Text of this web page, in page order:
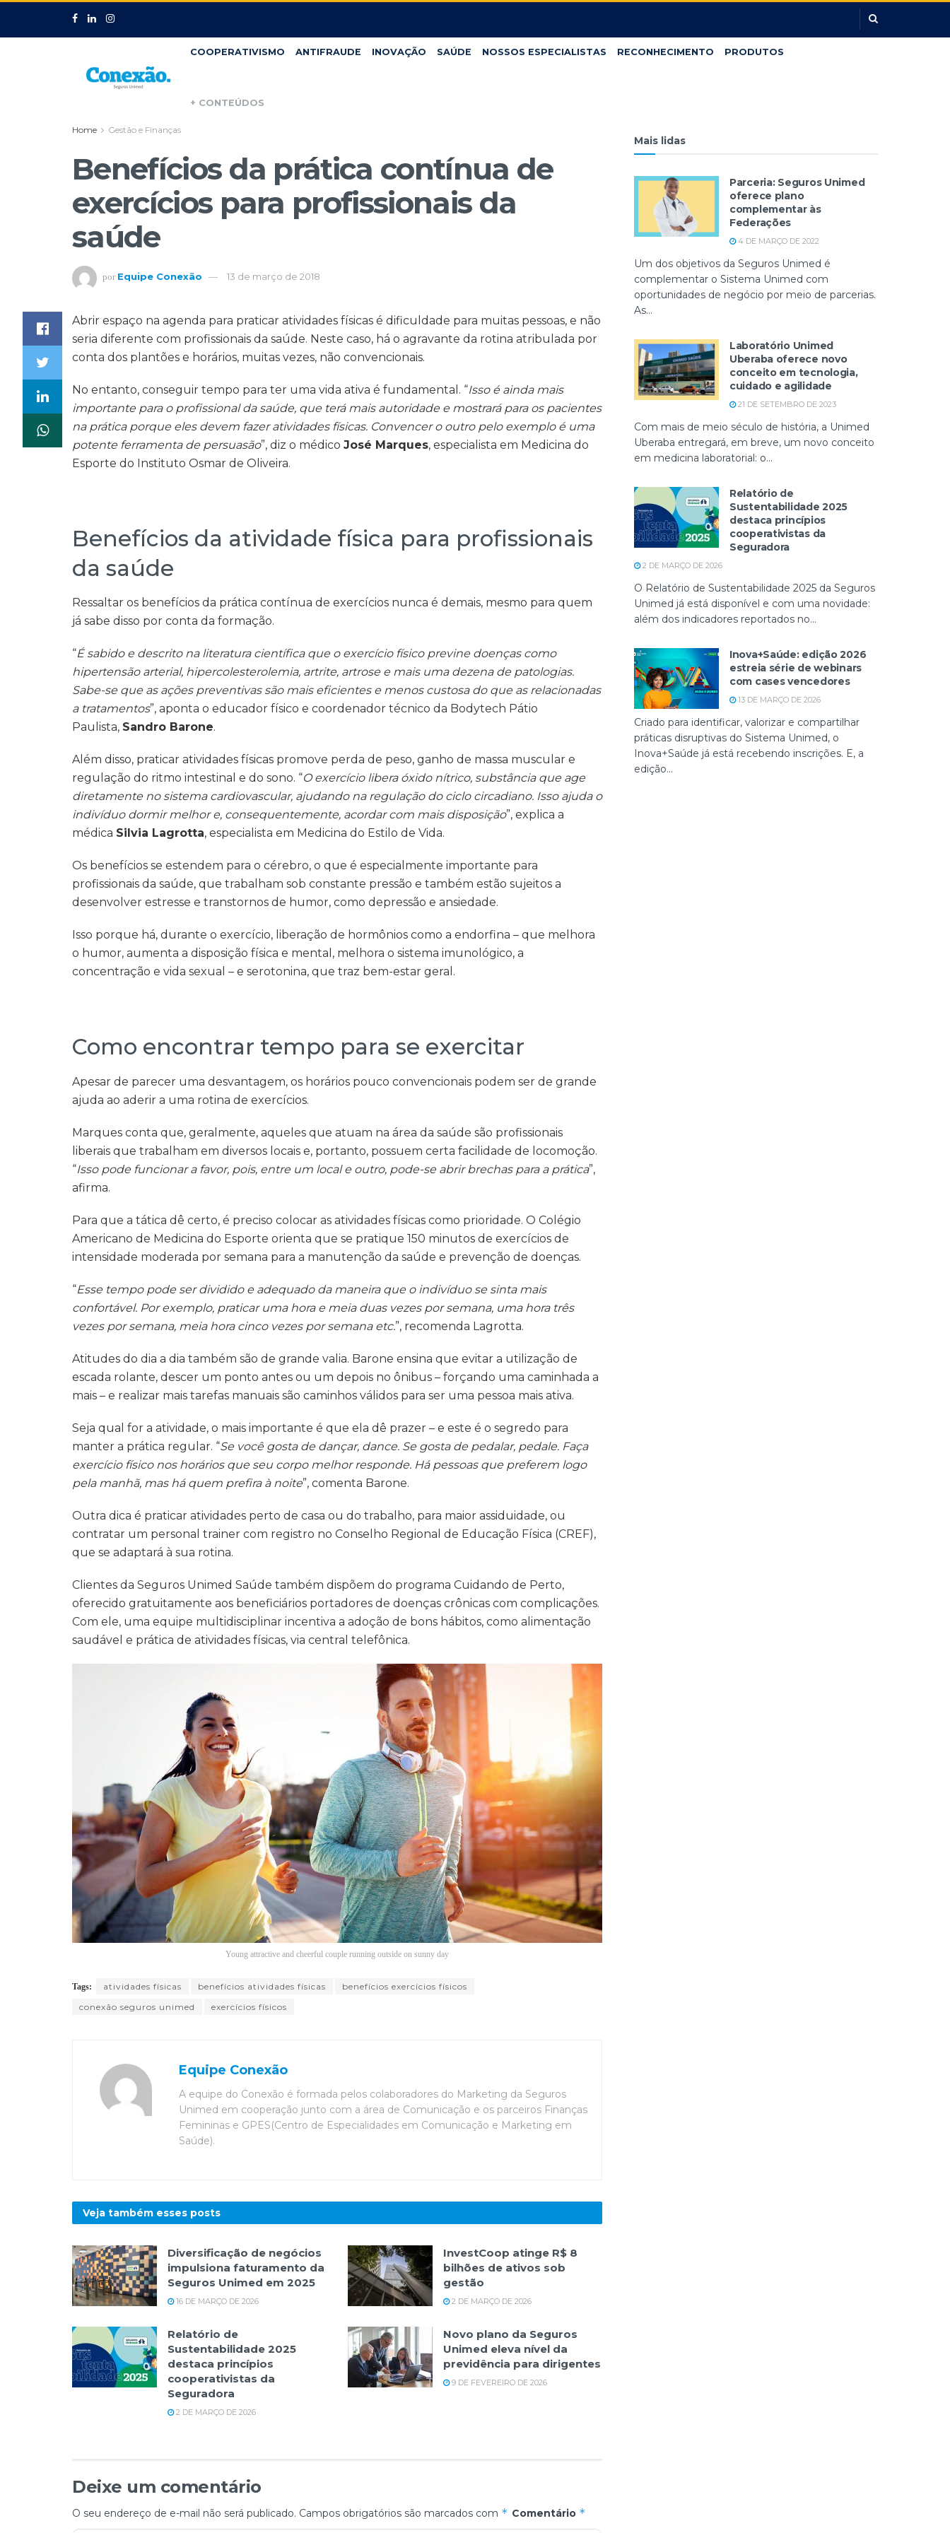
COOPERATIVISMO ANTIFRAUDE INOVAÇÃO SAÚDE NOSSOS ESPECIALISTAS RECONHECIMENTO PRODUTOS
+ CONTEÚDOS
Home Gestão e Finanças
Benefícios da prática contínua de
exercícios para profissionais da
saúde
por Equipe Conexão 13 de março de 2018
Abrir espaço na agenda para praticar atividades físicas é dificuldade para muitas pessoas, e não
seria diferente com profissionais da saúde. Neste caso, há o agravante da rotina atribulada por
conta dos plantões e horários, muitas vezes, não convencionais.
No entanto, conseguir tempo para ter uma vida ativa é fundamental. “Isso é ainda mais
importante para o profissional da saúde, que terá mais autoridade e mostrará para os pacientes
na prática porque eles devem fazer atividades físicas. Convencer o outro pelo exemplo é uma
potente ferramenta de persuasão”, diz o médico José Marques, especialista em Medicina do
Esporte do Instituto Osmar de Oliveira.
Benefícios da atividade física para profissionais
da saúde
Ressaltar os benefícios da prática contínua de exercícios nunca é demais, mesmo para quem
já sabe disso por conta da formação.
“É sabido e descrito na literatura científica que o exercício físico previne doenças como
hipertensão arterial, hipercolesterolemia, artrite, artrose e mais uma dezena de patologias.
Sabe-se que as ações preventivas são mais eficientes e menos custosa do que as relacionadas
a tratamentos”, aponta o educador físico e coordenador técnico da Bodytech Pátio
Paulista, Sandro Barone.
Além disso, praticar atividades físicas promove perda de peso, ganho de massa muscular e
regulação do ritmo intestinal e do sono. “O exercício libera óxido nítrico, substância que age
diretamente no sistema cardiovascular, ajudando na regulação do ciclo circadiano. Isso ajuda o
indivíduo dormir melhor e, consequentemente, acordar com mais disposição”, explica a
médica Silvia Lagrotta, especialista em Medicina do Estilo de Vida.
Os benefícios se estendem para o cérebro, o que é especialmente importante para
profissionais da saúde, que trabalham sob constante pressão e também estão sujeitos a
desenvolver estresse e transtornos de humor, como depressão e ansiedade.
Isso porque há, durante o exercício, liberação de hormônios como a endorfina – que melhora
o humor, aumenta a disposição física e mental, melhora o sistema imunológico, a
concentração e vida sexual – e serotonina, que traz bem-estar geral.
Como encontrar tempo para se exercitar
Apesar de parecer uma desvantagem, os horários pouco convencionais podem ser de grande
ajuda ao aderir a uma rotina de exercícios.
Marques conta que, geralmente, aqueles que atuam na área da saúde são profissionais
liberais que trabalham em diversos locais e, portanto, possuem certa facilidade de locomoção.
“Isso pode funcionar a favor, pois, entre um local e outro, pode-se abrir brechas para a prática”,
afirma.
Para que a tática dê certo, é preciso colocar as atividades físicas como prioridade. O Colégio
Americano de Medicina do Esporte orienta que se pratique 150 minutos de exercícios de
intensidade moderada por semana para a manutenção da saúde e prevenção de doenças.
“Esse tempo pode ser dividido e adequado da maneira que o indivíduo se sinta mais
confortável. Por exemplo, praticar uma hora e meia duas vezes por semana, uma hora três
vezes por semana, meia hora cinco vezes por semana etc.”, recomenda Lagrotta.
Atitudes do dia a dia também são de grande valia. Barone ensina que evitar a utilização de
escada rolante, descer um ponto antes ou um depois no ônibus – forçando uma caminhada a
mais – e realizar mais tarefas manuais são caminhos válidos para ser uma pessoa mais ativa.
Seja qual for a atividade, o mais importante é que ela dê prazer – e este é o segredo para
manter a prática regular. “Se você gosta de dançar, dance. Se gosta de pedalar, pedale. Faça
exercício físico nos horários que seu corpo melhor responde. Há pessoas que preferem logo
pela manhã, mas há quem prefira à noite”, comenta Barone.
Outra dica é praticar atividades perto de casa ou do trabalho, para maior assiduidade, ou
contratar um personal trainer com registro no Conselho Regional de Educação Física (CREF),
que se adaptará à sua rotina.
Clientes da Seguros Unimed Saúde também dispõem do programa Cuidando de Perto,
oferecido gratuitamente aos beneficiários portadores de doenças crônicas com complicações.
Com ele, uma equipe multidisciplinar incentiva a adoção de bons hábitos, como alimentação
saudável e prática de atividades físicas, via central telefônica.
Young attractive and cheerful couple running outside on sunny day
Tags: atividades físicas benefícios atividades físicas
benefícios exercícios físicos
conexão seguros unimed
exercícios físicos
Equipe Conexão
A equipe do Conexão é formada pelos colaboradores do Marketing da Seguros
Unimed em cooperação junto com a área de Comunicação e os parceiros Finanças
Femininas e GPES(Centro de Especialidades em Comunicação e Marketing em
Saúde).
Veja também esses posts
Diversificação de negócios
impulsiona faturamento da
Seguros Unimed em 2025
16 DE MARÇO DE 2026
InvestCoop atinge R$ 8
bilhões de ativos sob
gestão
2 DE MARÇO DE 2026
Relatório de
Sustentabilidade 2025
destaca princípios
cooperativistas da
Seguradora
2 DE MARÇO DE 2026
Novo plano da Seguros
Unimed eleva nível da
previdência para dirigentes
9 DE FEVEREIRO DE 2026
Deixe um comentário
O seu endereço de e-mail não será publicado. Campos obrigatórios são marcados com * Comentário *
Mais lidas
Parceria: Seguros Unimed
oferece plano
complementar às
Federações
4 DE MARÇO DE 2022
Um dos objetivos da Seguros Unimed é
complementar o Sistema Unimed com
oportunidades de negócio por meio de parcerias.
As...
Laboratório Unimed
Uberaba oferece novo
conceito em tecnologia,
cuidado e agilidade
21 DE SETEMBRO DE 2023
Com mais de meio século de história, a Unimed
Uberaba entregará, em breve, um novo conceito
em medicina laboratorial: o...
Relatório de
Sustentabilidade 2025
destaca princípios
cooperativistas da
Seguradora
2 DE MARÇO DE 2026
O Relatório de Sustentabilidade 2025 da Seguros
Unimed já está disponível e com uma novidade:
além dos indicadores reportados no...
Inova+Saúde: edição 2026
estreia série de webinars
com cases vencedores
13 DE MARÇO DE 2026
Criado para identificar, valorizar e compartilhar
práticas disruptivas do Sistema Unimed, o
Inova+Saúde já está recebendo inscrições. E, a
edição...